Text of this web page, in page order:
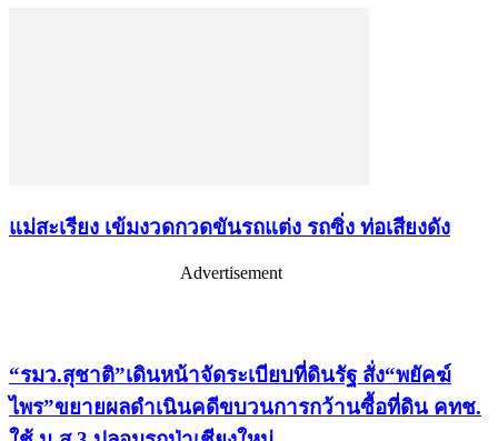
แม่สะเรียง เข้มงวดกวดขันรถแต่ง รถซิ่ง ท่อเสียงดัง
Advertisement
“รมว.สุชาติ”เดินหน้าจัดระเบียบที่ดินรัฐ สั่ง“พยัคฆ์
ไพร”ขยายผลดำเนินคดีขบวนการกว้านซื้อที่ดิน คทช.